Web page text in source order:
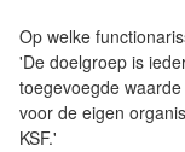
Op welke
'De doelgroep is
toegevoegde
voor de eigen
KSF.'